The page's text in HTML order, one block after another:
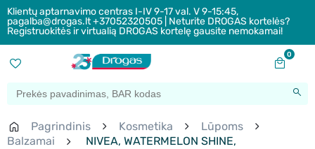
Klientų aptarnavimo centras I-IV 9-17 val. V 9-15:45,
pagalba@drogas.lt +37052320505 | Neturite DROGAS kortelės?
Registruokitės ir virtualią DROGAS kortelę gausite nemokamai!
0
Pagrindinis Kosmetika
Lūpoms
Balzamai
NIVEA, WATERMELON SHINE,